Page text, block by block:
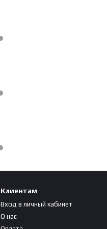
Клиентам
Вход в личный кабинет
О нас